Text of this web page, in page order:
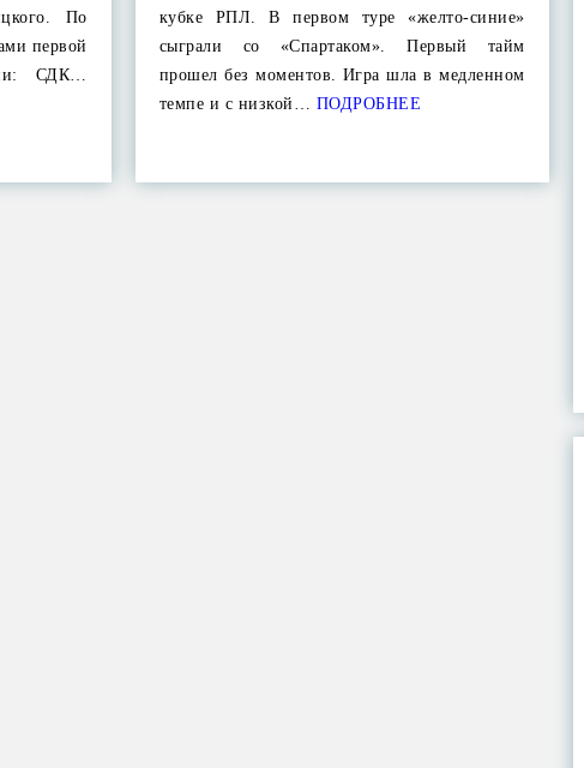
По
первой
СДК…
кубке РПЛ. В первом туре «желто-синие»
сыграли со «Спартаком». Первый тайм
прошел без моментов. Игра шла в медленном
темпе и с низкой… ПОДРОБНЕЕ